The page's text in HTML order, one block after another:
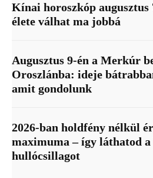
Kínai horoszkóp augusztus
élete válhat ma jobbá
Augusztus 9-én a Merkúr
Oroszlánba: ideje
amit gondolunk
2026-ban holdfény nélkül
maximuma – így láthatod
hullócsillagot